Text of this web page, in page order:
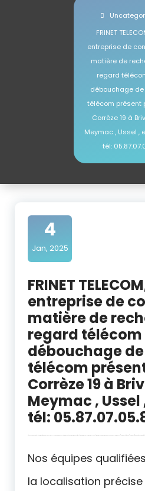
FRINET
entreprise de
matière de
regard
débouchage
télécom présent
Corrèze 19 à
Meymac , Ussel ,
tél:
4
Jan, 2025
FRINET
entreprise de
matière de
regard télécom
débouchage
télécom
Corrèze 19 à
Meymac ,
tél:
Nos équipes
la localisation